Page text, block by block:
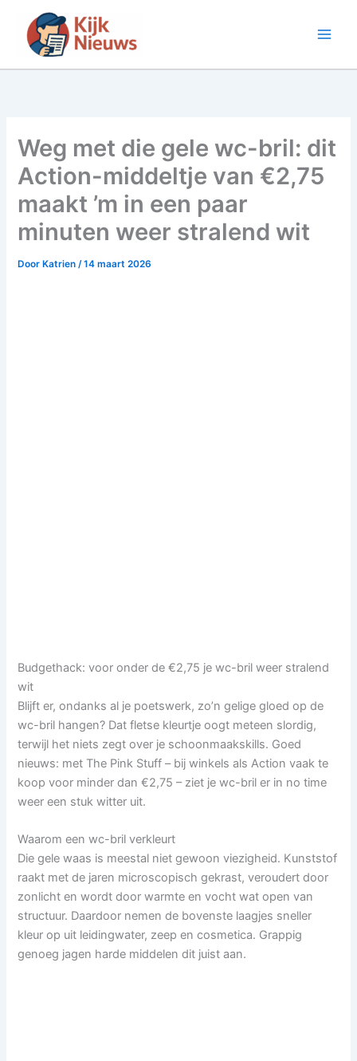
inhoud
Weg met die gele wc-bril: dit
Action-middeltje van €2,75
maakt ’m in een paar
minuten weer stralend wit
Door Katrien/14 maart 2026
Budgethack: voor onder de €2,75 je wc-bril weer stralend
wit
Blijft er, ondanks al je poetswerk, zo’n gelige gloed op de
wc-bril hangen? Dat fletse kleurtje oogt meteen slordig,
terwijl het niets zegt over je schoonmaakskills. Goed
nieuws: met The Pink Stuff – bij winkels als Action vaak te
koop voor minder dan €2,75 – ziet je wc-bril er in no time
weer een stuk witter uit.
Waarom een wc-bril verkleurt
Die gele waas is meestal niet gewoon viezigheid. Kunststof
raakt met de jaren microscopisch gekrast, veroudert door
zonlicht en wordt door warmte en vocht wat open van
structuur. Daardoor nemen de bovenste laagjes sneller
kleur op uit leidingwater, zeep en cosmetica. Grappig
genoeg jagen harde middelen dit juist aan.